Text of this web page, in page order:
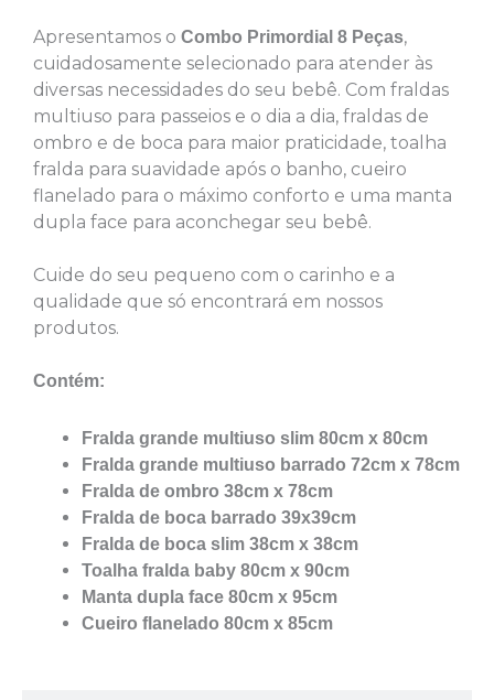
Apresentamos o Combo Primordial 8 Peças,
cuidadosamente selecionado para atender às
diversas necessidades do seu bebê. Com fraldas
multiuso para passeios e o dia a dia, fraldas de
ombro e de boca para maior praticidade, toalha
fralda para suavidade após o banho, cueiro
flanelado para o máximo conforto e uma manta
dupla face para aconchegar seu bebê.
Cuide do seu pequeno com o carinho e a
qualidade que só encontrará em nossos
produtos.
Contém:
Fralda grande multiuso slim 80cm x 80cm
Fralda grande multiuso barrado 72cm x 78cm
Fralda de ombro 38cm x 78cm
Fralda de boca barrado 39x39cm
Fralda de boca slim 38cm x 38cm
Toalha fralda baby 80cm x 90cm
Manta dupla face 80cm x 95cm
Cueiro flanelado 80cm x 85cm